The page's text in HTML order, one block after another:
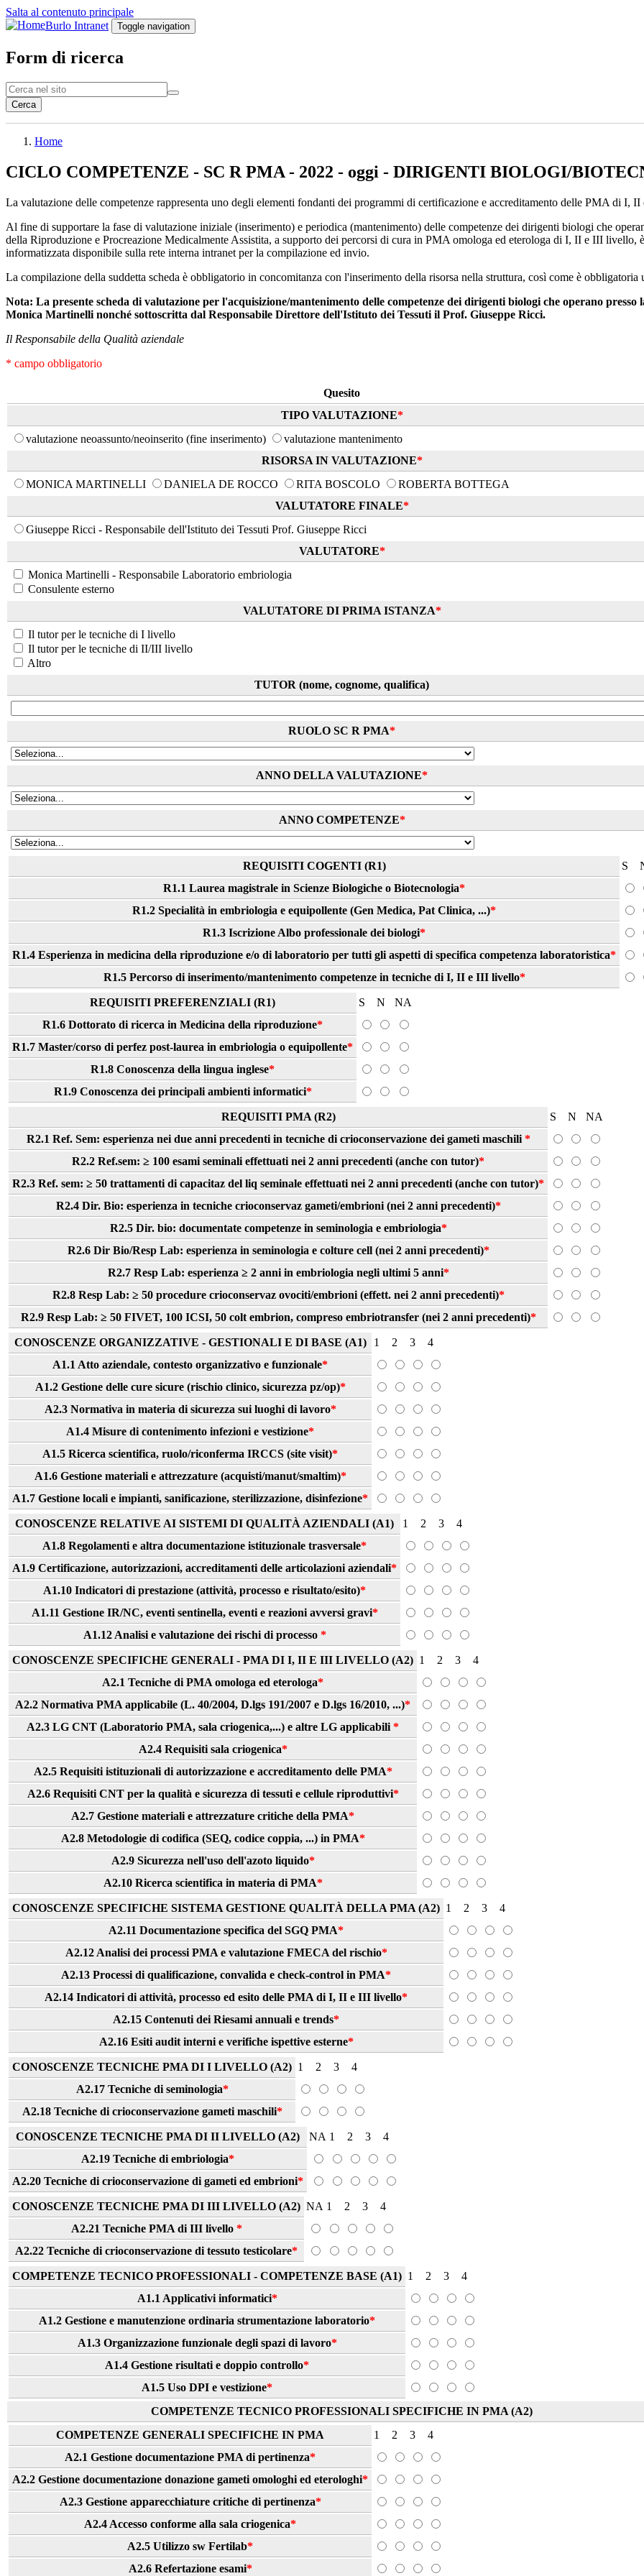
Salta al contenuto principale
Burlo Intranet
Toggle navigation
Form di ricerca
Cerca
Home
CICLO COMPETENZE - SC R PMA - 2022 - oggi - DIRIGENTI BIOLOGI/
La valutazione delle competenze rappresenta uno degli elementi fondanti dei programmi di certificazione e accreditamento delle PMA di I,
Al fine di supportare la fase di valutazione iniziale (inserimento) e periodica (mantenimento) delle competenze dei dirigenti biologi che
della Riproduzione e Procreazione Medicalmente Assistita, a supporto dei percorsi di cura in PMA omologa ed eterologa di I, II e III livello, è
informatizzata disponibile sulla rete interna intranet per la compilazione ed invio.
La compilazione della suddetta scheda è obbligatorio in concomitanza con l'inserimento della risorsa nella struttura, così come è
Nota: La presente scheda di valutazione per l'acquisizione/mantenimento delle competenze dei dirigenti biologi che operano
Monica Martinelli nonché sottoscritta dal Responsabile Direttore dell'Istituto dei Tessuti il Prof. Giuseppe Ricci.
Il Responsabile della Qualità aziendale
* campo obbligatorio
Quesito
TIPO VALUTAZIONE*
valutazione neoassunto/neoinserito (fine inserimento)
valutazione mantenimento
RISORSA IN VALUTAZIONE*
MONICA MARTINELLI
DANIELA DE ROCCO RITA BOSCOLO
ROBERTA BOTTEGA
VALUTATORE FINALE*
Giuseppe Ricci - Responsabile dell'Istituto dei Tessuti Prof. Giuseppe Ricci
VALUTATORE*
Monica Martinelli - Responsabile Laboratorio embriologia
Consulente esterno
VALUTATORE DI PRIMA ISTANZA*
Il tutor per le tecniche di I livello
Il tutor per le tecniche di II/III livello
Altro
TUTOR (nome, cognome, qualifica)
RUOLO SC R PMA*
ANNO DELLA VALUTAZIONE*
ANNO COMPETENZE*
REQUISITI COGENTI (R1) S
R1.1 Laurea magistrale in Scienze Biologiche o Biotecnologia*
R1.2 Specialità in embriologia e equipollente (Gen Medica, Pat Clinica, ...)*
R1.3 Iscrizione Albo professionale dei biologi*
R1.4 Esperienza in medicina della riproduzione e/o di laboratorio per tutti gli aspetti di specifica competenza laboratoristica*
R1.5 Percorso di inserimento/mantenimento competenze in tecniche di I, II e III livello*
REQUISITI PREFERENZIALI (R1) S N
NA
R1.6 Dottorato di ricerca in Medicina della riproduzione*
R1.7 Master/corso di perfez post-laurea in embriologia o equipollente*
R1.8 Conoscenza della lingua inglese*
R1.9 Conoscenza dei principali ambienti informatici*
REQUISITI PMA (R2) S N
NA
R2.1 Ref. Sem: esperienza nei due anni precedenti in tecniche di crioconservazione dei gameti maschili *
R2.2 Ref.sem: ≥ 100 esami seminali effettuati nei 2 anni precedenti (anche con tutor)*
R2.3 Ref. sem: ≥ 50 trattamenti di capacitaz del liq seminale effettuati nei 2 anni precedenti (anche con tutor)*
R2.4 Dir. Bio: esperienza in tecniche crioconservaz gameti/embrioni (nei 2 anni precedenti)*
R2.5 Dir. bio: documentate competenze in seminologia e embriologia*
R2.6 Dir Bio/Resp Lab: esperienza in seminologia e colture cell (nei 2 anni precedenti)*
R2.7 Resp Lab: esperienza ≥ 2 anni in embriologia negli ultimi 5 anni*
R2.8 Resp Lab: ≥ 50 procedure crioconservaz ovociti/embrioni (effett. nei 2 anni precedenti)*
R2.9 Resp Lab: ≥ 50 FIVET, 100 ICSI, 50 colt embrion, compreso embriotransfer (nei 2 anni precedenti)*
CONOSCENZE ORGANIZZATIVE - GESTIONALI E DI BASE (A1) 1 2 3
4
A1.1 Atto aziendale, contesto organizzativo e funzionale*
A1.2 Gestione delle cure sicure (rischio clinico, sicurezza pz/op)*
A2.3 Normativa in materia di sicurezza sui luoghi di lavoro*
A1.4 Misure di contenimento infezioni e vestizione*
A1.5 Ricerca scientifica, ruolo/riconferma IRCCS (site visit)*
A1.6 Gestione materiali e attrezzature (acquisti/manut/smaltim)*
A1.7 Gestione locali e impianti, sanificazione, sterilizzazione, disinfezione*
CONOSCENZE RELATIVE AI SISTEMI DI QUALITÀ AZIENDALI (A1) 1 2 3
4
A1.8 Regolamenti e altra documentazione istituzionale trasversale*
A1.9 Certificazione, autorizzazioni, accreditamenti delle articolazioni aziendali*
A1.10 Indicatori di prestazione (attività, processo e risultato/esito)*
A1.11 Gestione IR/NC, eventi sentinella, eventi e reazioni avversi gravi*
A1.12 Analisi e valutazione dei rischi di processo *
CONOSCENZE SPECIFICHE GENERALI - PMA DI I, II E III LIVELLO (A2) 1 2 3
4
A2.1 Tecniche di PMA omologa ed eterologa*
A2.2 Normativa PMA applicabile (L. 40/2004, D.lgs 191/2007 e D.lgs 16/2010, ...)*
A2.3 LG CNT (Laboratorio PMA, sala criogenica,...) e altre LG applicabili *
A2.4 Requisiti sala criogenica*
A2.5 Requisiti istituzionali di autorizzazione e accreditamento delle PMA*
A2.6 Requisiti CNT per la qualità e sicurezza di tessuti e cellule riproduttivi*
A2.7 Gestione materiali e attrezzature critiche della PMA*
A2.8 Metodologie di codifica (SEQ, codice coppia, ...) in PMA*
A2.9 Sicurezza nell'uso dell'azoto liquido*
A2.10 Ricerca scientifica in materia di PMA*
CONOSCENZE SPECIFICHE SISTEMA GESTIONE QUALITÀ DELLA PMA (A2) 1 2 3
4
A2.11 Documentazione specifica del SGQ PMA*
A2.12 Analisi dei processi PMA e valutazione FMECA del rischio*
A2.13 Processi di qualificazione, convalida e check-control in PMA*
A2.14 Indicatori di attività, processo ed esito delle PMA di I, II e III livello*
A2.15 Contenuti dei Riesami annuali e trends*
A2.16 Esiti audit interni e verifiche ispettive esterne*
CONOSCENZE TECNICHE PMA DI I LIVELLO (A2) 1 2 3
4
A2.17 Tecniche di seminologia*
A2.18 Tecniche di crioconservazione gameti maschili*
CONOSCENZE TECNICHE PMA DI II LIVELLO (A2) NA 1 2 3
4
A2.19 Tecniche di embriologia*
A2.20 Tecniche di crioconservazione di gameti ed embrioni*
CONOSCENZE TECNICHE PMA DI III LIVELLO (A2) NA 1 2 3
4
A2.21 Tecniche PMA di III livello *
A2.22 Tecniche di crioconservazione di tessuto testicolare*
COMPETENZE TECNICO PROFESSIONALI - COMPETENZE BASE (A1) 1 2 3
4
A1.1 Applicativi informatici*
A1.2 Gestione e manutenzione ordinaria strumentazione laboratorio*
A1.3 Organizzazione funzionale degli spazi di lavoro*
A1.4 Gestione risultati e doppio controllo*
A1.5 Uso DPI e vestizione*
COMPETENZE TECNICO PROFESSIONALI SPECIFICHE IN PMA (A2)
COMPETENZE GENERALI SPECIFICHE IN PMA
1 2 3
4
A2.1 Gestione documentazione PMA di pertinenza*
A2.2 Gestione documentazione donazione gameti omologhi ed eterologhi*
A2.3 Gestione apparecchiature critiche di pertinenza*
A2.4 Accesso conforme alla sala criogenica*
A2.5 Utilizzo sw Fertilab*
A2.6 Refertazione esami*